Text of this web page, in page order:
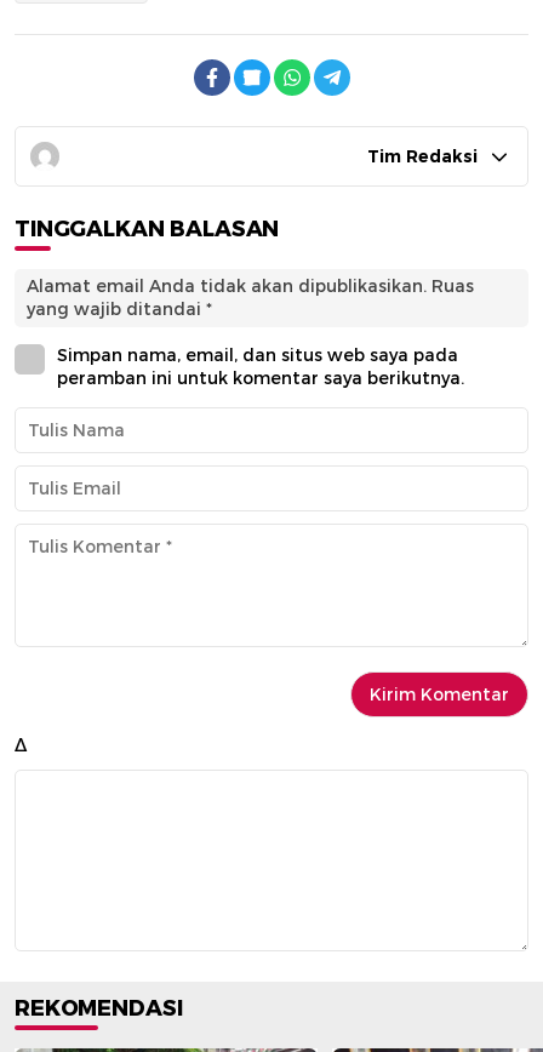
Tim Redaksi
TINGGALKAN BALASAN
Alamat email Anda tidak akan dipublikasikan. Ruas
yang wajib ditandai *
Simpan nama, email, dan situs web saya pada
peramban ini untuk komentar saya berikutnya.
Δ
REKOMENDASI